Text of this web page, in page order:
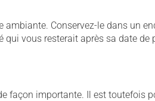
Conservez-le dans un
vous resterait après sa date de
façon importante. Il est toutefois